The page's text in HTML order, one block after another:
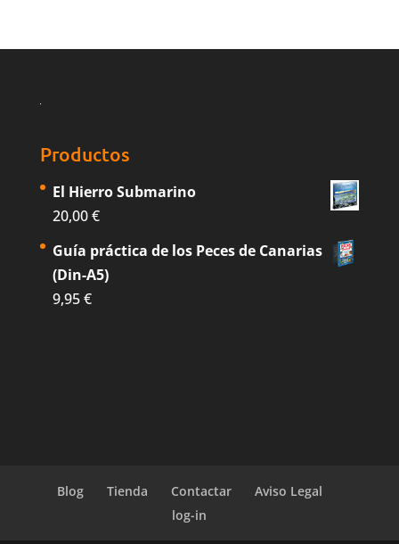
Productos
El Hierro Submarino
20,00€
Guía práctica de los Peces de Canarias
(Din-A5)
9,95€
Blog Tienda Contactar
Aviso Legal
log-in